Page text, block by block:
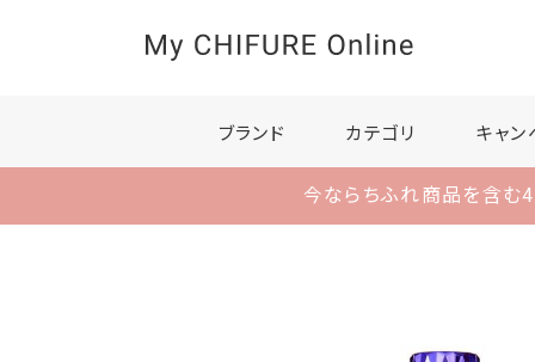
ブランド カテゴリ キャン
今ならちふれ商品を含む